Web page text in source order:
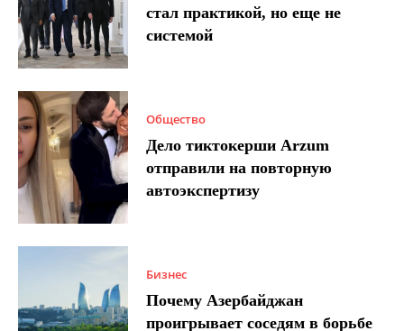
стал практикой, но еще не
системой
Общество
Дело тиктокерши Arzum
отправили на повторную
автоэкспертизу
Бизнес
Почему Азербайджан
проигрывает соседям в борьбе